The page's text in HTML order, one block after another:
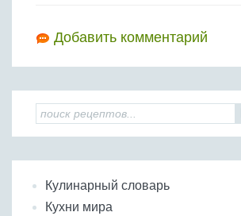
Добавить комментарий
Кулинарный словарь
Кухни мира